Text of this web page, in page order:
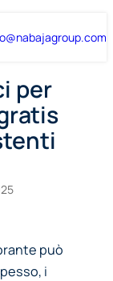
nabajagroup.com
per
può
i